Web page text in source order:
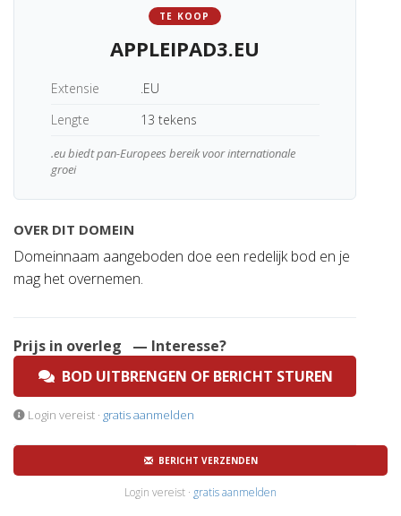
TE KOOP
APPLEIPAD3.EU
Extensie
.EU
Lengte
13 tekens
.eu biedt pan-Europees bereik voor internationale
groei
OVER DIT DOMEIN
Domeinnaam aangeboden doe een redelijk bod en je
mag het overnemen.
Prijs in overleg
— Interesse?
BOD UITBRENGEN OF BERICHT STUREN
Login vereist · gratis aanmelden
BERICHT VERZENDEN
Login vereist · gratis aanmelden